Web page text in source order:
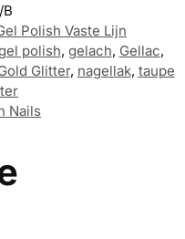
B
Polish Vaste Lijn
polish, gelach, Gellac,
Glitter, nagellak, taupe
Nails